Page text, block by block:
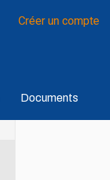
Créer un compte
Documents